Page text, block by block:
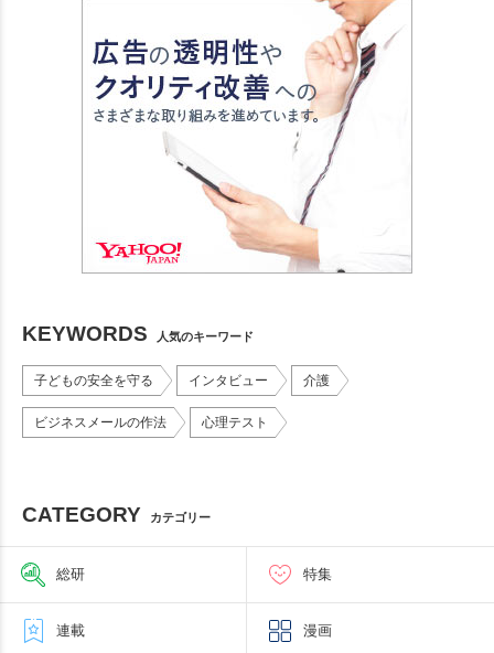
KEYWORDS 人気のキーワード
子どもの安全を守る インタビュー 介護
ビジネスメールの作法 心理テスト
CATEGORY カテゴリー
総研 特集
連載 漫画